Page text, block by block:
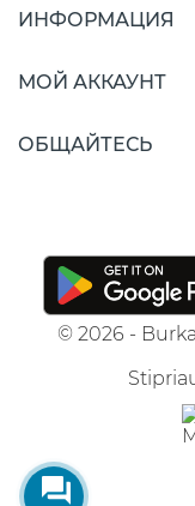
ИНФОРМАЦИЯ
МОЙ АККАУНТ
ОБЩАЙТЕСЬ
© 2026 -